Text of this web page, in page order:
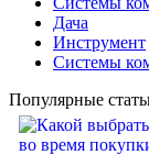
Дача
Инструмент
Системы
Популярные